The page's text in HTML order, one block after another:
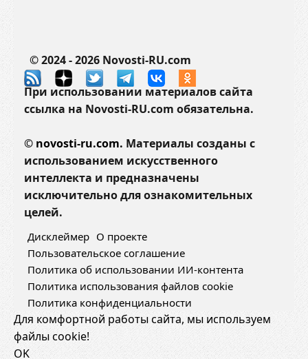
© 2024 - 2026 Novosti-RU.com
При использовании материалов сайта
ссылка на Novosti-RU.com обязательна.
© novosti-ru.com. Материалы созданы с
использованием искусственного
интеллекта и предназначены
исключительно для ознакомительных
целей.
Дисклеймер О проекте
Пользовательское соглашение
Политика об использовании ИИ-контента
Политика использования файлов cookie
Политика конфиденциальности
Для комфортной работы сайта, мы используем
файлы cookie!
OK